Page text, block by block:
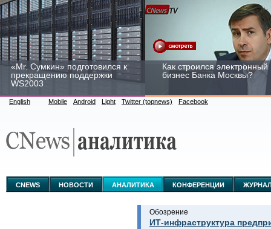
«Mr. Сумкин» подготовился к
прекращению поддержки
WS2003
Как строился электронный
бизнес Банка Москвы?
к аналитике
участвовать
English Mobile Android Light Twitter (topnews) Facebook
CNEWS НОВОСТИ АНАЛИТИКА КОНФЕРЕНЦИИ
Обозрение
ИТ-инфраструктура